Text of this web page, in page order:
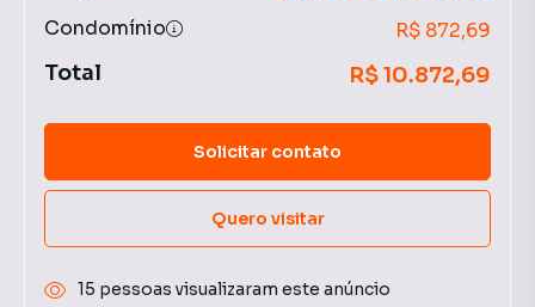
Condomínio R$ 872,69
Total R$ 10.872,69
Solicitar contato
Quero visitar
15 pessoas visualizaram este anúncio